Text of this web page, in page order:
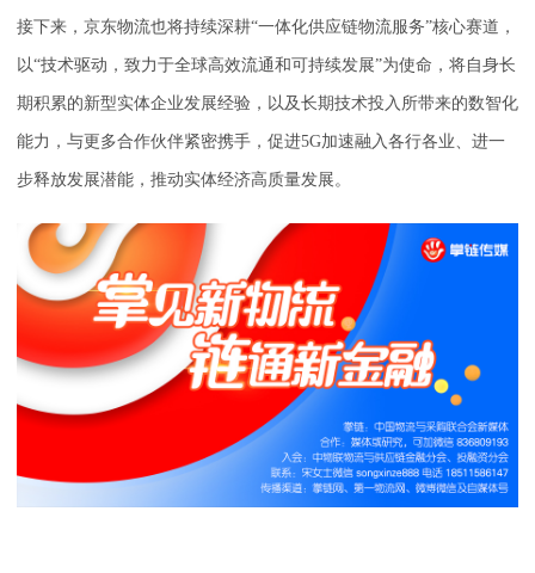
接下来，京东物流也将持续深耕“一体化供应链物流服务”核心赛道，
以“技术驱动，致力于全球高效流通和可持续发展”为使命，将自身长
期积累的新型实体企业发展经验，以及长期技术投入所带来的数智化
能力，与更多合作伙伴紧密携手，促进5G加速融入各行各业、进一
步释放发展潜能，推动实体经济高质量发展。